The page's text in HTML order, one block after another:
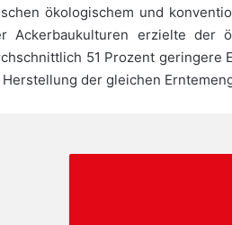
ökologischem und
Ackerbaukulturen erzielte der
51 Prozent geringere
der gleichen